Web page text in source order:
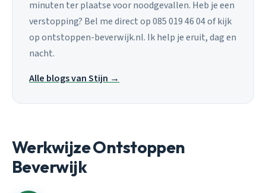
minuten ter plaatse voor noodgevallen. Heb je een
verstopping? Bel me direct op 085 019 46 04 of kijk
op ontstoppen-beverwijk.nl. Ik help je eruit, dag en
nacht.
Alle blogs van Stijn →
Werkwijze Ontstoppen
Beverwijk